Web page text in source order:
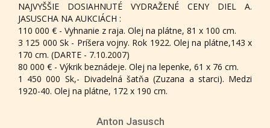
NAJVYŠŠIE DOSIAHNUTÉ VYDRAŽENÉ CENY DIEL A.
JASUSCHA NA AUKCIÁCH :
110 000 € - Vyhnanie z raja. Olej na plátne, 81 x 100 cm.
3 125 000 Sk - Príšera vojny. Rok 1922. Olej na plátne,143 x
170 cm. (DARTE - 7.10.2007)
80 000 € - Výkrik beznádeje. Olej na lepenke, 61 x 76 cm.
1 450 000 Sk,- Divadelná šatňa (Zuzana a starci). Medzi
1920-40. Olej na plátne, 172 x 190 cm.
Anton Jasusch